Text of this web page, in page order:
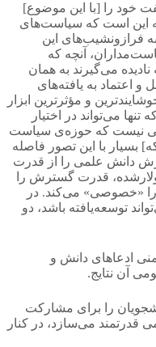
خود را [با این موضوع]
این است كه سیاست‌های
فرازونشیب‌های این
آنچه كه
نادیده می‌گیرند به همان
و اعتماد به یافته‌های
و مؤثرترین ابزار
می‌تواند در اختیار
نیست كه حوزه‌ی سیاست
بسیار با این تصور فاصله
دانش علمی را از قدرت
قدرت گسترش را
«خصوصی» می‌کند. در
توسعه‌یافته باشد، دو
ادعاهای دانش و
آن نتایج.
را برای مشاركت
قدرتمند می‌سازد، در كنار